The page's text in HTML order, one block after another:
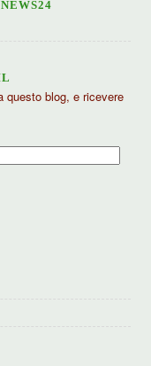
questo blog, e ricevere